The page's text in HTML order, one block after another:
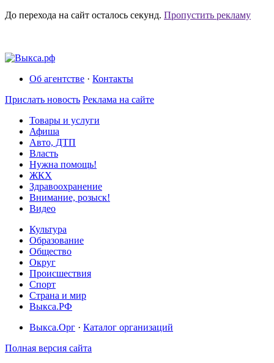
До перехода на сайт осталось секунд. Пропустить рекламу
Об агентстве · Контакты
Прислать новость Реклама на сайте
Товары и услуги
Афиша
Авто, ДТП
Власть
Нужна помощь!
ЖКХ
Здравоохранение
Внимание, розыск!
Видео
Культура
Образование
Общество
Округ
Происшествия
Спорт
Страна и мир
Выкса.РФ
Выкса.Орг · Каталог организаций
Полная версия сайта